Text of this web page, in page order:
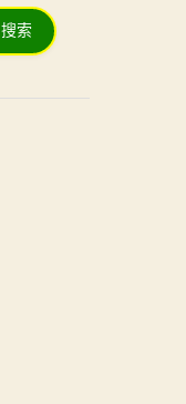
搜索